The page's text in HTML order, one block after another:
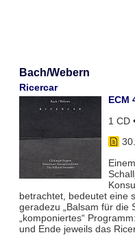
Bach/Webern
Ricercar
ECM
1 CD
betrachtet, bedeutet eine
geradezu „Balsam für die
„komponiertes“
und Ende jeweils das